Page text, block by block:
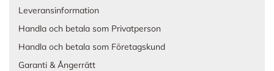
Leveransinformation
Handla och betala som Privatperson
Handla och betala som Företagskund
Garanti & Ångerrätt